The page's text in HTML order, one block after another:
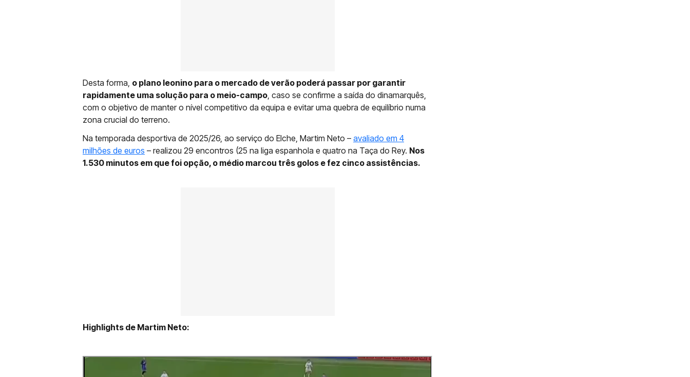
Desta forma, o plano leonino para o mercado de verão poderá passar por garantir
rapidamente uma solução para o meio-campo , caso se confirme a saída do dinamarquês,
com o objetivo de manter o nível competitivo da equipa e evitar uma quebra de equilíbrio numa
zona crucial do terreno.
Na temporada desportiva de 2025/26, ao serviço do Elche, Martim Neto – avaliado em 4
milhões de euros – realizou 29 encontros (25 na liga espanhola e quatro na Taça do Rey. Nos
1.530 minutos em que foi opção, o médio marcou três golos e fez cinco assistências.
Highlights de Martim Neto: